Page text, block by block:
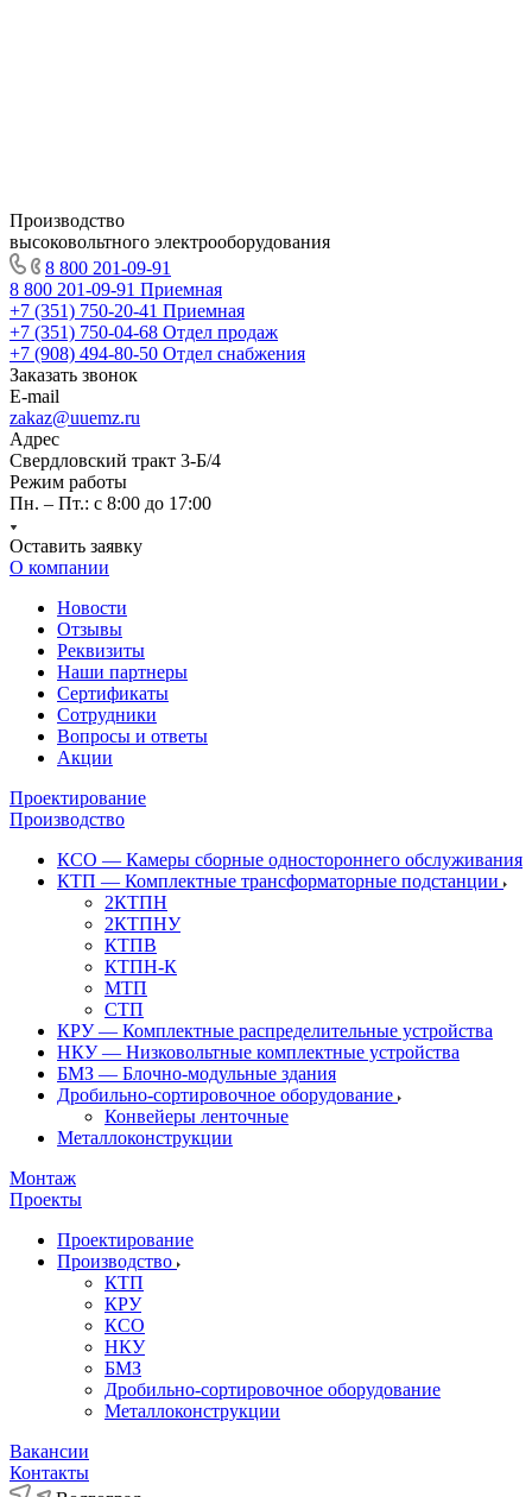
Производство
высоковольтного электрооборудования
8 800 201-09-91
8 800 201-09-91 Приемная
+7 (351) 750-20-41 Приемная
+7 (351) 750-04-68 Отдел продаж
+7 (908) 494-80-50 Отдел снабжения
Заказать звонок
E-mail
zakaz@uuemz.ru
Адрес
Свердловский тракт 3-Б/4
Режим работы
Пн. – Пт.: с 8:00 до 17:00
Оставить заявку
О компании
Новости
Отзывы
Реквизиты
Наши партнеры
Сертификаты
Сотрудники
Вопросы и ответы
Акции
Проектирование
Производство
КСО — Камеры сборные одностороннего обслуживания
КТП — Комплектные трансформаторные подстанции
2КТПН
2КТПНУ
КТПВ
КТПН-К
МТП
СТП
КРУ — Комплектные распределительные устройства
НКУ — Низковольтные комплектные устройства
БМЗ — Блочно-модульные здания
Дробильно-сортировочное оборудование
Конвейеры ленточные
Металлоконструкции
Монтаж
Проекты
Проектирование
Производство
КТП
КРУ
КСО
НКУ
БМЗ
Дробильно-сортировочное оборудование
Металлоконструкции
Вакансии
Контакты